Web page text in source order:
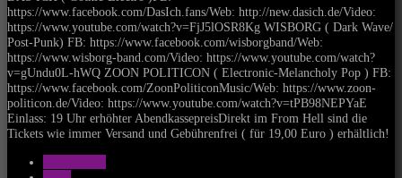
https://www.facebook.com/DasIch.fans/Web: http://new.dasich.de/Video:
https://www.youtube.com/watch?v=FjJ5lOSR8Kg WISBORG ( Dark Wave/
Post-Punk) FB: https://www.facebook.com/wisborgband/Web:
https://www.wisborg-band.com/Video: https://www.youtube.com/watch?
v=gUndu0L-hWQ ZOON POLITICON ( Electronic-Melancholy Pop ) FB:
https://www.facebook.com/ZoonPoliticonMusic/Web: https://www.zoon-
politicon.de/Video: https://www.youtube.com/watch?v=tPB98NEPYaE
Einlass: 19 Uhr erhöhter AbendkassepreisDirekt im From Hell sind die
Tickets wie immer Versand und Gebührenfrei ( für 19,00 Euro ) erhältlich!